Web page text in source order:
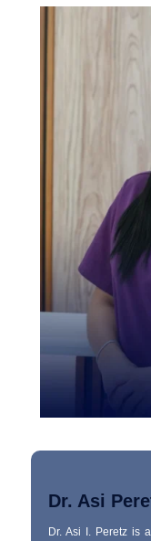
Dr. Asi
Dr. Asi I. Peretz is